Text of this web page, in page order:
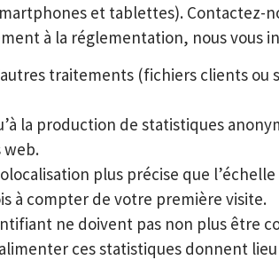
et tablettes). Contactez-
à la réglementation, nous vous
traitements (fichiers clients
la production de statistiques
web.
plus précise que l’échelle
à compter de votre première visite.
ne doivent pas non plus être
ces statistiques donnent